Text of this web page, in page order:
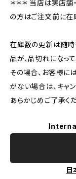
＊＊＊ 当店は実店舗
の方はご注文前に在
在庫数の更新は随時
品が、品切れになっ
その場合、お客様に
がない場合は、キャ
あらかじめご了承く
日